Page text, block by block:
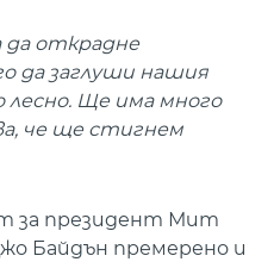
да открадне
да заглуши нашия
Ще има много
че ще стигнем
за президент Мит
Байдън премерено и